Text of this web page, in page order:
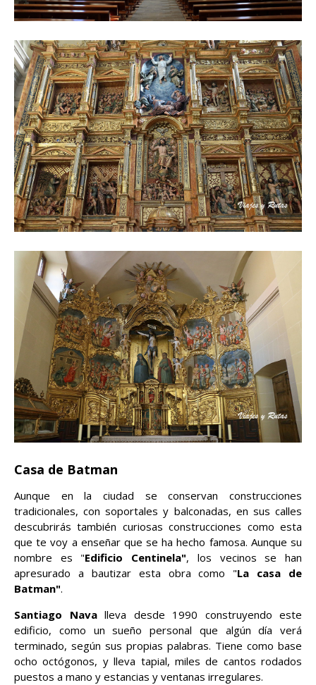
Casa de Batman
Aunque en la ciudad se conservan construcciones
tradicionales, con soportales y balconadas, en sus calles
descubrirás también curiosas construcciones como esta
que te voy a enseñar que se ha hecho famosa. Aunque su
nombre es "Edificio Centinela", los vecinos se han
apresurado a bautizar esta obra como "La casa de
Batman".
Santiago Navalleva desde 1990 construyendo este
edificio, como un sueño personal que algún día verá
terminado, según sus propias palabras. Tiene como base
ocho octógonos, y lleva tapial, miles de cantos rodados
puestos a mano y estancias y ventanas irregulares.